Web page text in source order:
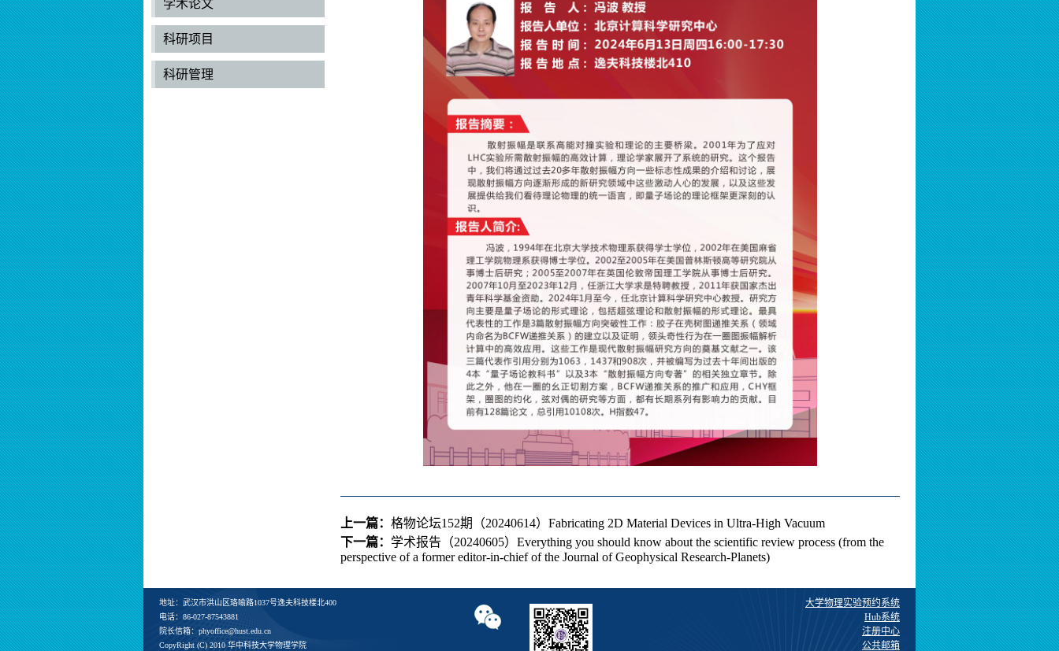
学术论文
科研项目
科研管理
上一篇： 格物论坛152期（20240614）Fabricating 2D Material Devices in Ultra-High Vacuum
下一篇： 学术报告（20240605）Everything you should know about the scientific review process (from the
perspective of a former editor-in-chief of the Journal of Geophysical Research-Planets)
大学物理实验预约系统
Hub系统
注册中心
公共邮箱
地址：武汉市洪山区珞喻路1037号逸夫科技楼北400
电话：86-027-87543881
院长信箱：phyoffice@hust.edu.cn
CopyRight (C) 2010 华中科技大学物理学院